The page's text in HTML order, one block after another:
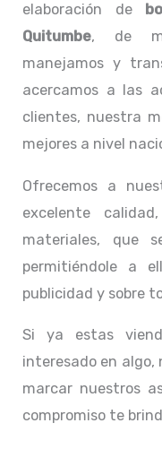
elaboración de
Quitumbe, de
manejamos y
acercamos a las
clientes, nuestra
mejores a nivel
Ofrecemos a
excelente
materiales, que
permitiéndole a
publicidad y sobre
Si ya estas
interesado en algo,
marcar nuestros
compromiso te